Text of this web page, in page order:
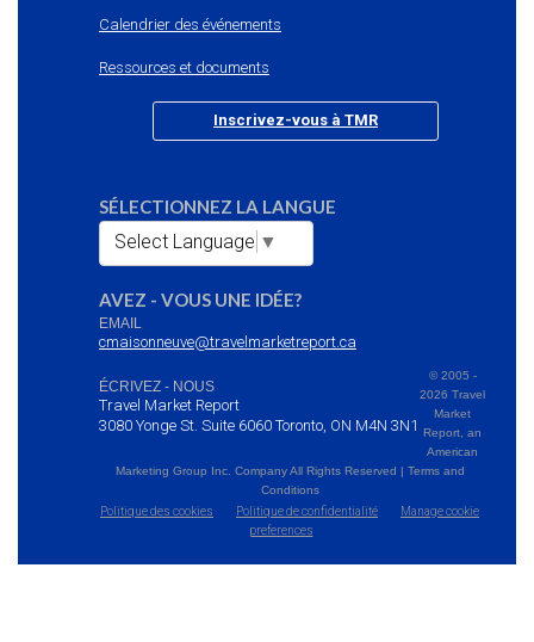
Calendrier des événements
Ressources et documents
Inscrivez-vous à TMR
SÉLECTIONNEZ LA LANGUE
Select Language ▼
AVEZ - VOUS UNE IDÉE?
EMAIL
cmaisonneuve@travelmarketreport.ca
ÉCRIVEZ - NOUS
Travel Market Report
3080 Yonge St. Suite 6060 Toronto, ON M4N 3N1
© 2005 -
2026 Travel
Market
Report, an
American
Marketing Group Inc. Company All Rights Reserved | Terms and
Conditions
Politique des cookies
Politique de confidentialité
Manage cookie
preferences